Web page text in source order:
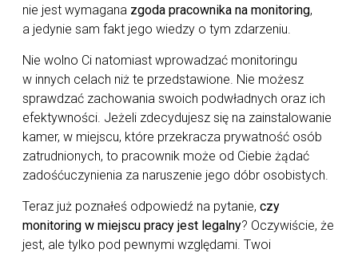
nie jest wymagana zgoda pracownika na monitoring,
a jedynie sam fakt jego wiedzy o tym zdarzeniu.
Nie wolno Ci natomiast wprowadzać monitoringu
w innych celach niż te przedstawione. Nie możesz
sprawdzać zachowania swoich podwładnych oraz ich
efektywności. Jeżeli zdecydujesz się na zainstalowanie
kamer, w miejscu, które przekracza prywatność osób
zatrudnionych, to pracownik może od Ciebie żądać
zadośćuczynienia za naruszenie jego dóbr osobistych.
Teraz już poznałeś odpowiedź na pytanie, czy
monitoring w miejscu pracy jest legalny? Oczywiście, że
jest, ale tylko pod pewnymi względami. Twoi